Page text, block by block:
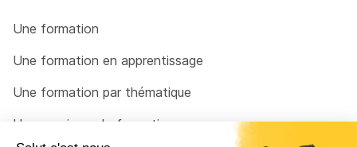
Une formation
Une formation en apprentissage
Une formation par thématique
Un organisme de formation